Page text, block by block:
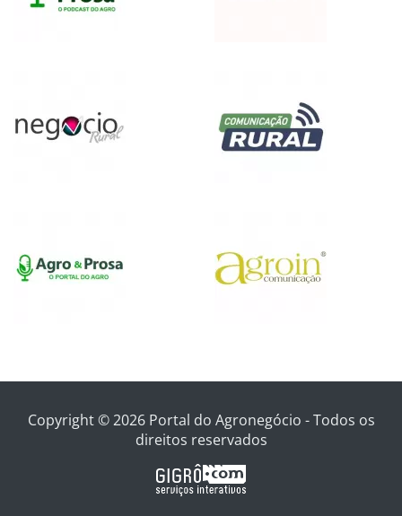
Copyright © 2026 Portal do Agronegócio - Todos os
direitos reservados